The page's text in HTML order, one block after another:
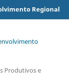
Regional
Produtivos e